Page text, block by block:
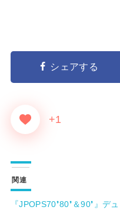
シェアする
+1
関連
『JPOPS70❜80❜＆90❜』デュ